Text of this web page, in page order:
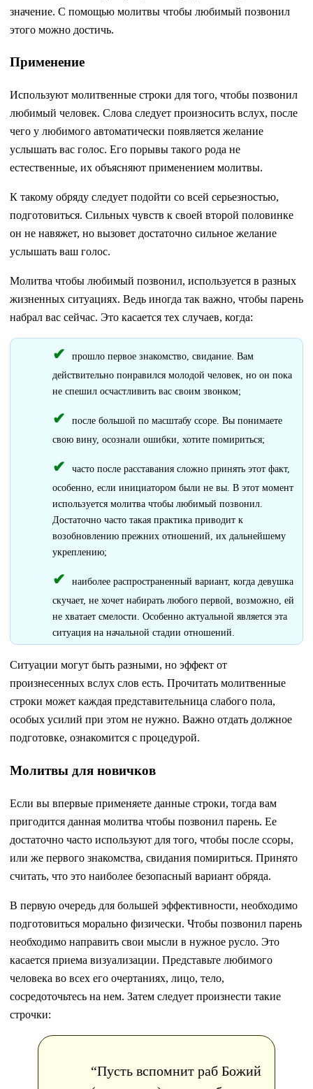
значение. С помощью молитвы чтобы любимый позвонил
этого можно достичь.
Применение
Используют молитвенные строки для того, чтобы позвонил
любимый человек. Слова следует произносить вслух, после
чего у любимого автоматически появляется желание
услышать вас голос. Его порывы такого рода не
естественные, их объясняют применением молитвы.
К такому обряду следует подойти со всей серьезностью,
подготовиться. Сильных чувств к своей второй половинке
он не навяжет, но вызовет достаточно сильное желание
услышать ваш голос.
Молитва чтобы любимый позвонил, используется в разных
жизненных ситуациях. Ведь иногда так важно, чтобы парень
набрал вас сейчас. Это касается тех случаев, когда:
прошло первое знакомство, свидание. Вам
действительно понравился молодой человек, но он пока
не спешил осчастливить вас своим звонком;
после большой по масштабу ссоре. Вы понимаете
свою вину, осознали ошибки, хотите помириться;
часто после расставания сложно принять этот факт,
особенно, если инициатором были не вы. В этот момент
используется молитва чтобы любимый позвонил.
Достаточно часто такая практика приводит к
возобновлению прежних отношений, их дальнейшему
укреплению;
наиболее распространенный вариант, когда девушка
скучает, не хочет набирать любого первой, возможно, ей
не хватает смелости. Особенно актуальной является эта
ситуация на начальной стадии отношений.
Ситуации могут быть разными, но эффект от
произнесенных вслух слов есть. Прочитать молитвенные
строки может каждая представительница слабого пола,
особых усилий при этом не нужно. Важно отдать должное
подготовке, ознакомится с процедурой.
Молитвы для новичков
Если вы впервые применяете данные строки, тогда вам
пригодится данная молитва чтобы позвонил парень. Ее
достаточно часто используют для того, чтобы после ссоры,
или же первого знакомства, свидания помириться. Принято
считать, что это наиболее безопасный вариант обряда.
В первую очередь для большей эффективности, необходимо
подготовиться морально физически. Чтобы позвонил парень
необходимо направить свои мысли в нужное русло. Это
касается приема визуализации. Представьте любимого
человека во всех его очертаниях, лицо, тело,
сосредоточьтесь на нем. Затем следует произнести такие
строчки:
“Пусть вспомнит раб Божий